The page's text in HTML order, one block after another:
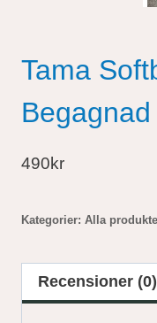
Tama
490kr
Kategorier: Alla
Recensioner (0)